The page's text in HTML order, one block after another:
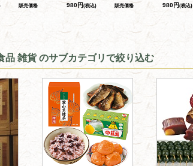
販売価格 980円(税込) 販売価格 980円(税込)
品 雑貨 のサブカテゴリで絞り込む